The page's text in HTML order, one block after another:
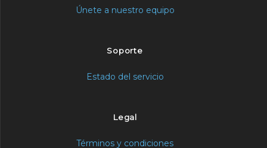
Únete a nuestro equipo
Soporte
Estado del servicio
Legal
Términos y condiciones